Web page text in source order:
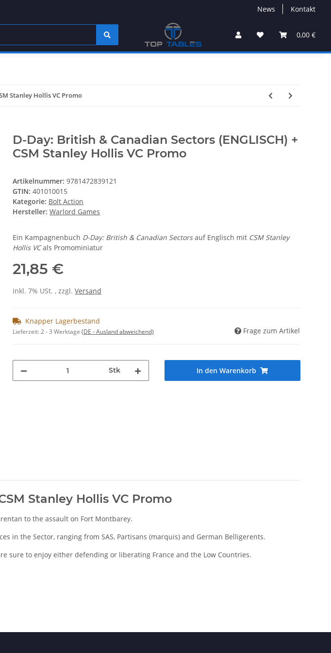
News Kontakt
0,00 €
Stanley Hollis VC Promo
D-Day: British & Canadian Sectors (ENGLISCH) +
CSM Stanley Hollis VC Promo
Artikelnummer: 9781472839121
GTIN: 401010015
Kategorie: Bolt Action
Hersteller: Warlord Games
Ein Kampagnenbuch D-Day: British & Canadian Sectorsauf Englisch mit CSM Stanley
Hollis VCals Promominiatur
21,85 €
inkl. 7% USt. , zzgl. Versand
Knapper Lagerbestand
Lieferzeit:2 - 3 Werktage (DE - Ausland abweichend) Frage zum Artikel
Stk In den Warenkorb
Stanley Hollis VC Promo
to the assault on Fort Montbarey.
in the Sector, ranging from SAS, Partisans (marquis) and German Belligerents.
sure to enjoy either defending or liberating France and the Low Countries.